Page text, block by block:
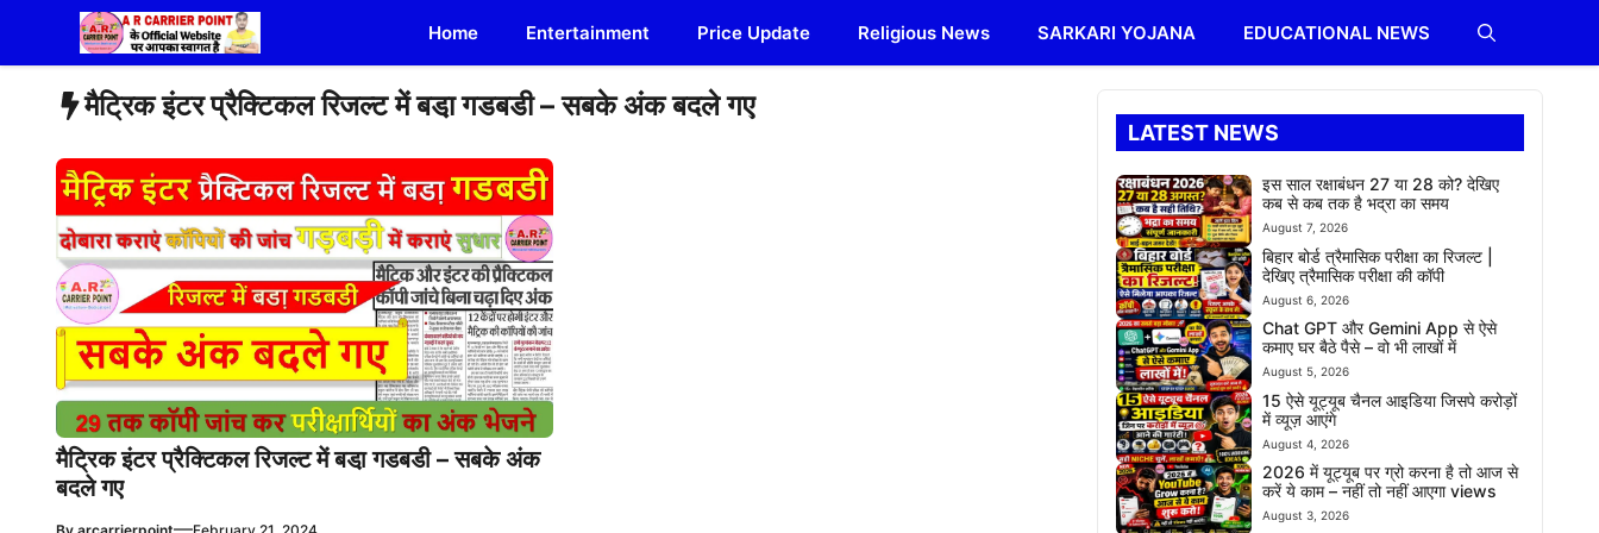
content
Home Entertainment Price Update Religious News SARKARI YOJANA EDUCATIONAL NEWS
मैट्रिक इंटर प्रैक्टिकल रिजल्ट में बडा़ गडबडी – सबके अंक बदले गए
मैट्रिक इंटर प्रैक्टिकल रिजल्ट में बडा़ गडबडी – सबके अंक
बदले गए
—
LATEST NEWS
इस साल रक्षाबंधन 27 या 28 को? देखिए
कब से कब तक है भद्रा का समय
August 7, 2026
बिहार बोर्ड त्रैमासिक परीक्षा का रिजल्ट |
देखिए त्रैमासिक परीक्षा की कॉपी
August 6, 2026
Chat GPT और Gemini App से ऐसे
कमाए घर बैठे पैसे – वो भी लाखों में
August 5, 2026
15 ऐसे यूट्यूब चैनल आइडिया जिसपे करोड़ों
में व्यूज़ आएंगे
August 4, 2026
2026 में यूट्यूब पर ग्रो करना है तो आज से
करें ये काम – नहीं तो नहीं आएगा views
August 3, 2026